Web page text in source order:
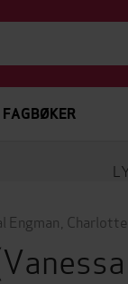
FAGBØKER
Engman